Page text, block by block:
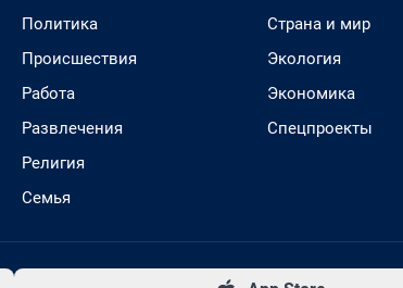
Политика
Происшествия
Работа
Развлечения
Религия
Семья
Страна и мир
Экология
Экономика
Спецпроекты